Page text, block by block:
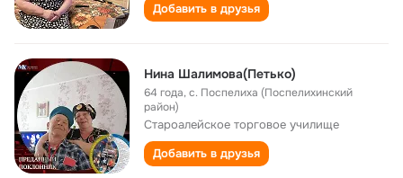
Добавить в друзья
Нина Шалимова(Петько)
64 года,с. Поспелиха (Поспелихинский
район)
Староалейское торговое училище
Добавить в друзья